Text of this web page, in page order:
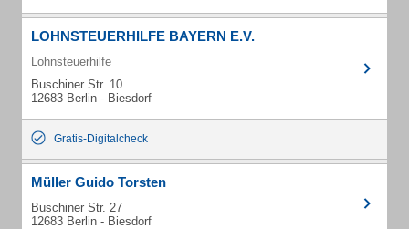
LOHNSTEUERHILFE BAYERN E.V.
Lohnsteuerhilfe
Buschiner Str. 10
12683 Berlin - Biesdorf
Gratis-Digitalcheck
Müller Guido Torsten
Buschiner Str. 27
12683 Berlin - Biesdorf